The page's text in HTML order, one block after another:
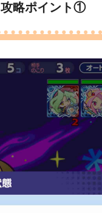
攻略ポイント①